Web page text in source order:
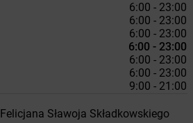
6:00 - 23:00
6:00 - 23:00
6:00 - 23:00
6:00 - 23:00
6:00 - 23:00
6:00 - 23:00
9:00 - 21:00
Sławoja Składkowskiego